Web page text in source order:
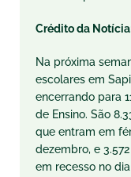
Crédito da
Na próxima
escolares em
encerrando para
de Ensino. São
que entram em
dezembro, e
em recesso no